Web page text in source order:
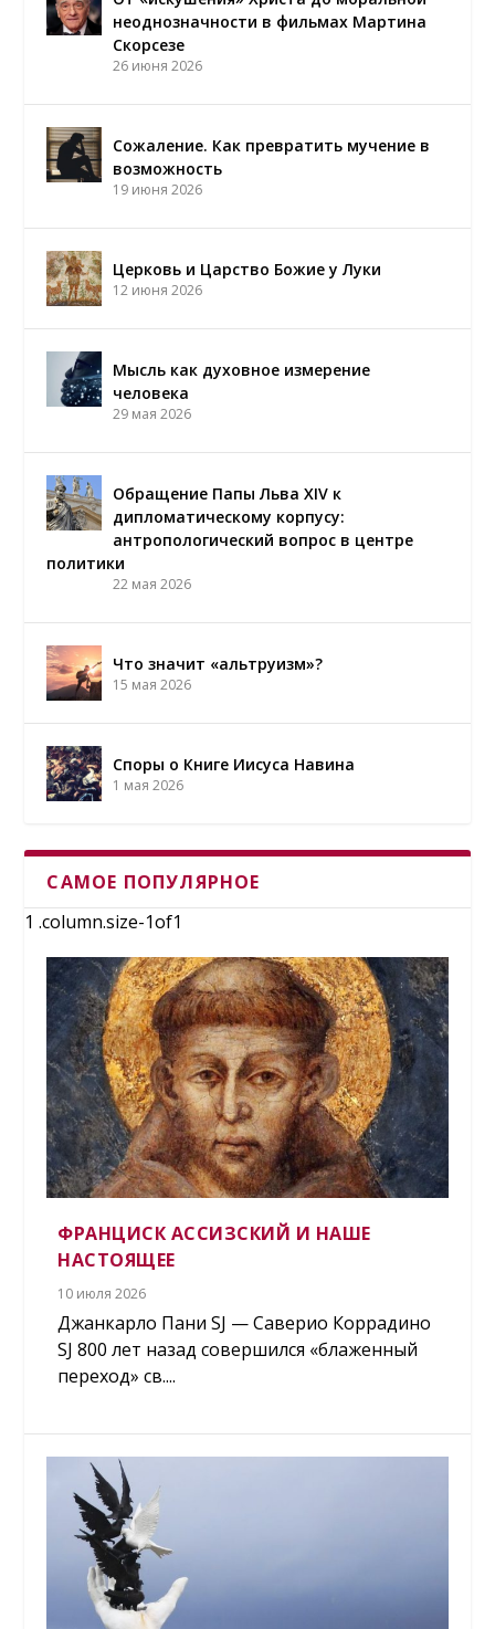
неоднозначности в фильмах Мартина
Скорсезе
26 июня 2026
Сожаление. Как превратить мучение в
возможность
19 июня 2026
Церковь и Царство Божие у Луки
12 июня 2026
Мысль как духовное измерение
человека
29 мая 2026
Обращение Папы Льва XIV к
дипломатическому корпусу:
антропологический вопрос в центре
политики
22 мая 2026
Что значит «альтруизм»?
15 мая 2026
Споры о Книге Иисуса Навина
1 мая 2026
САМОЕ ПОПУЛЯРНОЕ
ФРАНЦИСК АССИЗСКИЙ И НАШЕ
НАСТОЯЩЕЕ
10 июля 2026
Джанкарло Пани SJ — Саверио Коррадино
SJ 800 лет назад совершился «блаженный
переход» св....